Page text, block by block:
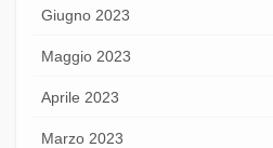
Giugno 2023
Maggio 2023
Aprile 2023
Marzo 2023